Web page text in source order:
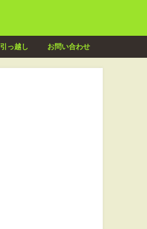
引っ越し お問い合わせ